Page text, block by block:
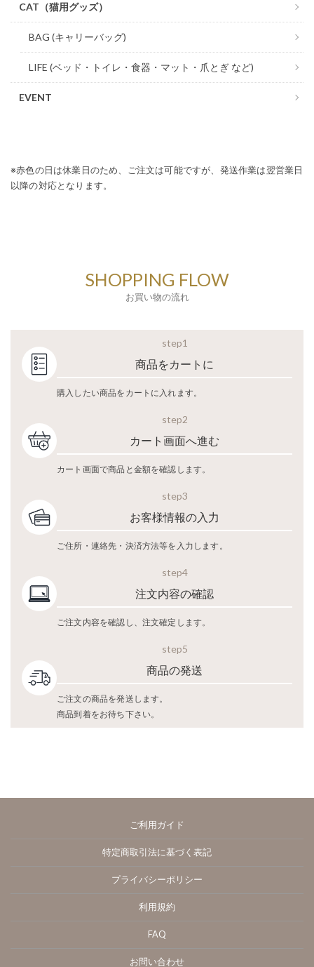
CAT（猫用グッズ）
BAG (キャリーバッグ)
LIFE (ベッド・トイレ・食器・マット・爪とぎ など)
EVENT
※赤色の日は休業日のため、ご注文は可能ですが、発送作業は翌営業日
以降の対応となります。
SHOPPING FLOW
お買い物の流れ
step1
商品をカートに
購入したい商品をカートに入れます。
step2
カート画面へ進む
カート画面で商品と金額を確認します。
step3
お客様情報の入力
ご住所・連絡先・決済方法等を入力します。
step4
注文内容の確認
ご注文内容を確認し、注文確定します。
step5
商品の発送
ご注文の商品を発送します。
商品到着をお待ち下さい。
ご利用ガイド
特定商取引法に基づく表記
プライバシーポリシー
利用規約
FAQ
お問い合わせ